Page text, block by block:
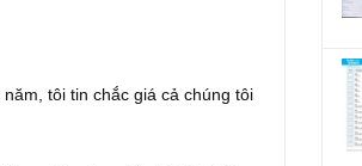
tôi tin chắc giá cả chúng tôi